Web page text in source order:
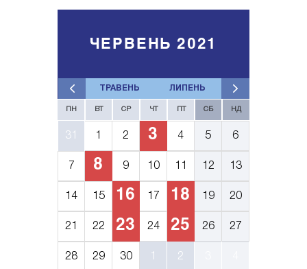
ТРАВЕНЬ ЛИПЕНЬ
ЧЕРВЕНЬ 2021
ПН ВТ СР ЧТ СБ НД
31 2 3 4 5 6
7 8 9 10 12 13
14 15 16 17 18 19 20
21 22 23 24 25 26 27
28 29 30 2